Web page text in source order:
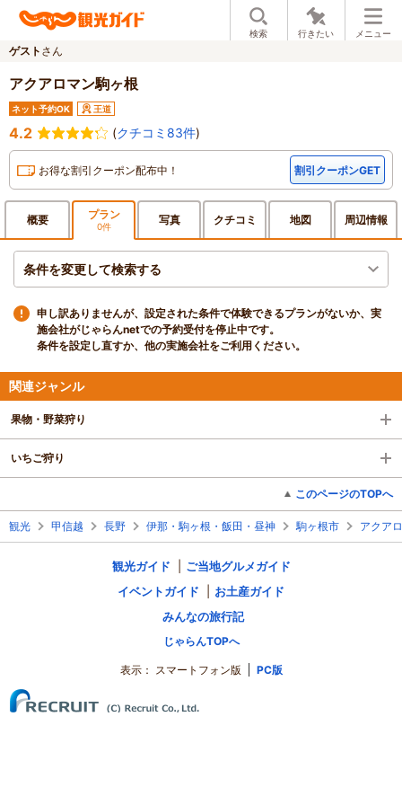
検索 行きたい メニュー
ゲスト さん
アクアロマン駒ヶ根
ネット予約OK 王道
4.2 (クチコミ83件)
お得な割引クーポン配布中！ 割引クーポンGET
概要 プラン
0件 写真 クチコミ 地図 周辺情報
条件を変更して検索する
申し訳ありませんが、設定された条件で体験できるプランがないか、実
施会社がじゃらんnetでの予約受付を停止中です。
条件を設定し直すか、他の実施会社をご利用ください。
関連ジャンル
果物・野菜狩り
いちご狩り
このページのTOPへ
観光 甲信越 長野 伊那・駒ヶ根・飯田・昼神 駒ヶ根市 アクア
観光ガイド
ご当地グルメガイド
イベントガイド
お土産ガイド
みんなの旅行記
じゃらんTOPへ
表示： スマートフォン版 PC版